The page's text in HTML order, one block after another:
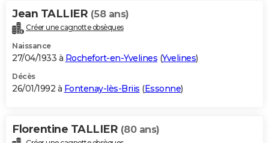
Jean TALLIER (58 ans)
Créer une cagnotte obsèques
Naissance
27/04/1933 à Rochefort-en-Yvelines (Yvelines)
Décès
26/01/1992 à Fontenay-lès-Briis (Essonne)
Florentine TALLIER (80 ans)